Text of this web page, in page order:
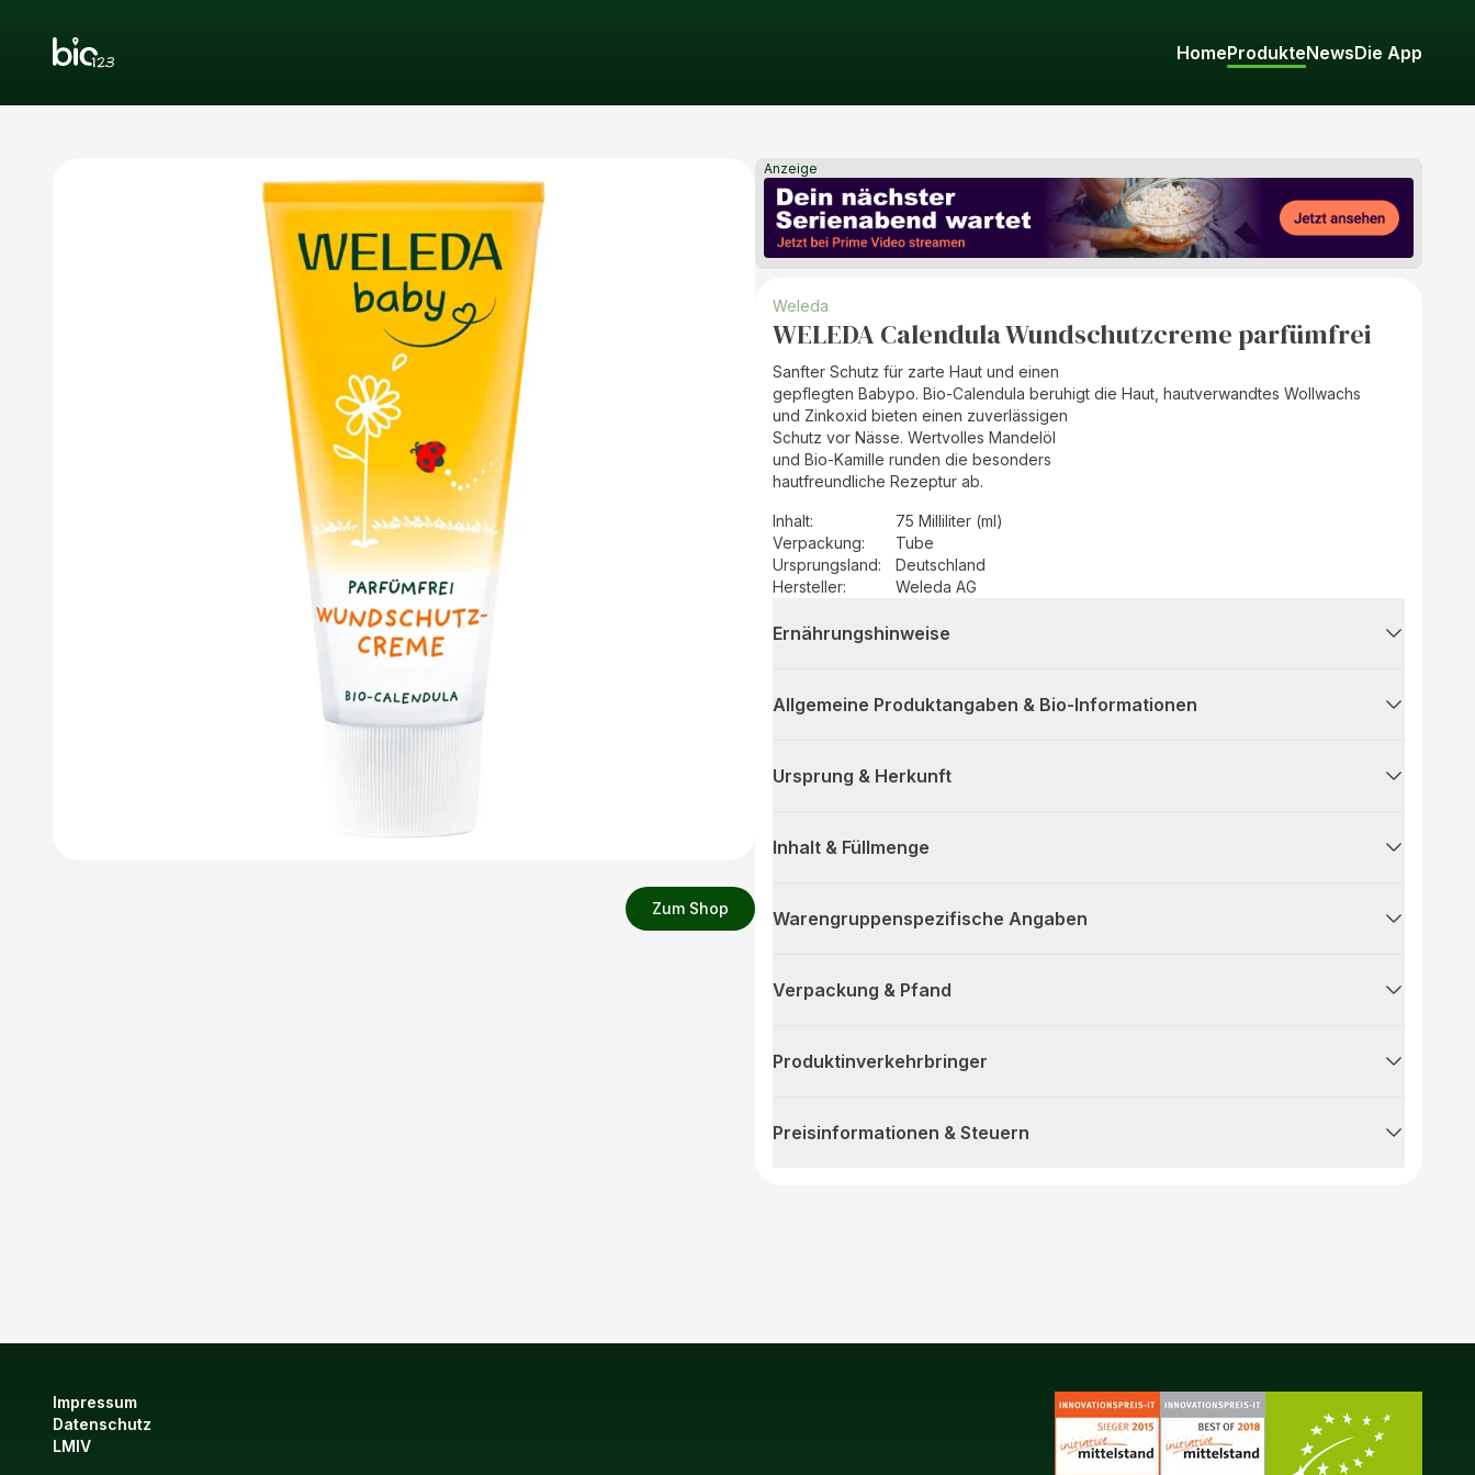
HomeProdukteNewsDie App
Zum Shop
Anzeige
Weleda
WELEDA Calendula Wundschutzcreme parfümfrei
Sanfter Schutz für zarte Haut und einen
gepflegten Babypo. Bio-Calendula beruhigt die Haut, hautverwandtes Wollwachs
und Zinkoxid bieten einen zuverlässigen
Schutz vor Nässe. Wertvolles Mandelöl
und Bio-Kamille runden die besonders
hautfreundliche Rezeptur ab.
Inhalt:
75 Milliliter (ml)
Verpackung:
Tube
Ursprungsland:
Deutschland
Hersteller: Weleda AG
Ernährungshinweise
Allgemeine Produktangaben & Bio-Informationen
Ursprung & Herkunft
Inhalt & Füllmenge
Warengruppenspezifische Angaben
Verpackung & Pfand
Produktinverkehrbringer
Preisinformationen & Steuern
Impressum
Datenschutz
LMIV